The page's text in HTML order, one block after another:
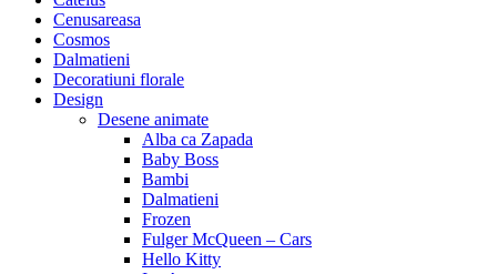
Cenusareasa
Cosmos
Dalmatieni
Decoratiuni florale
Design
Desene animate
Alba ca Zapada
Baby Boss
Bambi
Dalmatieni
Frozen
Fulger McQueen – Cars
Hello Kitty